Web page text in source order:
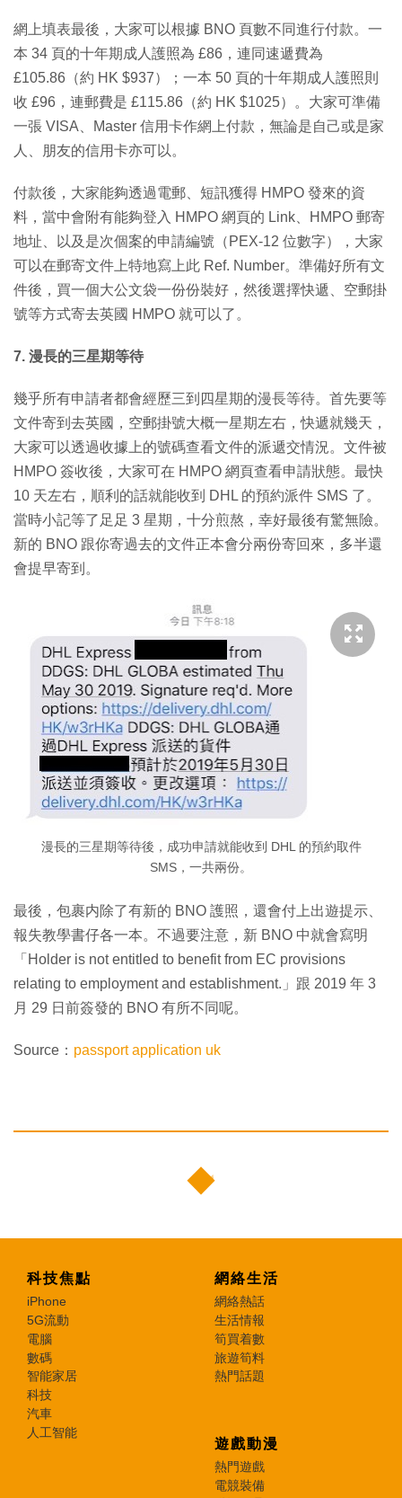
網上填表最後，大家可以根據 BNO 頁數不同進行付款。一
本 34 頁的十年期成人護照為 £86，連同速遞費為
£105.86（約 HK $937）；一本 50 頁的十年期成人護照則
收 £96，連郵費是 £115.86（約 HK $1025）。大家可準備
一張 VISA、Master 信用卡作網上付款，無論是自己或是家
人、朋友的信用卡亦可以。
付款後，大家能夠透過電郵、短訊獲得 HMPO 發來的資
料，當中會附有能夠登入 HMPO 網頁的 Link、HMPO 郵寄
地址、以及是次個案的申請編號（PEX-12 位數字），大家
可以在郵寄文件上特地寫上此 Ref. Number。準備好所有文
件後，買一個大公文袋一份份裝好，然後選擇快遞、空郵掛
號等方式寄去英國 HMPO 就可以了。
7. 漫長的三星期等待
幾乎所有申請者都會經歷三到四星期的漫長等待。首先要等
文件寄到去英國，空郵掛號大概一星期左右，快遞就幾天，
大家可以透過收據上的號碼查看文件的派遞交情況。文件被
HMPO 簽收後，大家可在 HMPO 網頁查看申請狀態。最快
10 天左右，順利的話就能收到 DHL 的預約派件 SMS 了。
當時小記等了足足 3 星期，十分煎熬，幸好最後有驚無險。
新的 BNO 跟你寄過去的文件正本會分兩份寄回來，多半還
會提早寄到。
漫長的三星期等待後，成功申請就能收到 DHL 的預約取件
SMS，一共兩份。
最後，包裹内除了有新的 BNO 護照，還會付上出遊提示、
報失教學書仔各一本。不過要注意，新 BNO 中就會寫明
「Holder is not entitled to benefit from EC provisions
relating to employment and establishment.」跟 2019 年 3
月 29 日前簽發的 BNO 有所不同呢。
Source： passport application uk
科技焦點
iPhone
5G流動
電腦
數碼
智能家居
科技
汽車
人工智能
網絡生活
網絡熱話
生活情報
筍買着數
旅遊筍料
熱門話題
遊戲動漫
熱門遊戲
電競裝備